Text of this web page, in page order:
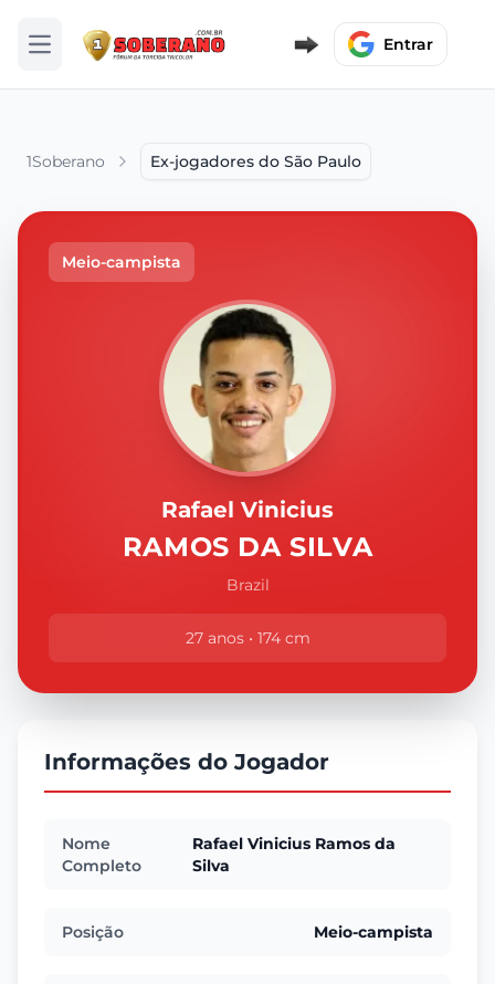
Abrir menu Entrar
1Soberano Ex-jogadores do São Paulo
Meio-campista
Rafael Vinicius
RAMOS DA SILVA
Brazil
27 anos • 174 cm
Informações do Jogador
Nome
Completo
Rafael Vinicius Ramos da
Silva
Posição Meio-campista